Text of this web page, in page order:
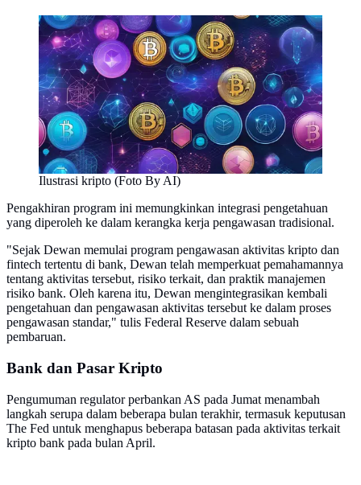
Ilustrasi kripto (Foto By AI)
Pengakhiran program ini memungkinkan integrasi pengetahuan
yang diperoleh ke dalam kerangka kerja pengawasan tradisional.
"Sejak Dewan memulai program pengawasan aktivitas kripto dan
fintech tertentu di bank, Dewan telah memperkuat pemahamannya
tentang aktivitas tersebut, risiko terkait, dan praktik manajemen
risiko bank. Oleh karena itu, Dewan mengintegrasikan kembali
pengetahuan dan pengawasan aktivitas tersebut ke dalam proses
pengawasan standar," tulis Federal Reserve dalam sebuah
pembaruan.
Bank dan Pasar Kripto
Pengumuman regulator perbankan AS pada Jumat menambah
langkah serupa dalam beberapa bulan terakhir, termasuk keputusan
The Fed untuk menghapus beberapa batasan pada aktivitas terkait
kripto bank pada bulan April.